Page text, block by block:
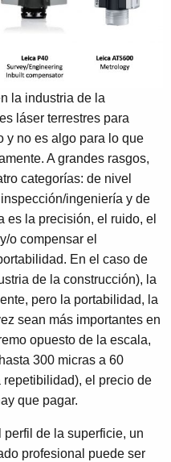
la industria de la
láser terrestres para
y no es algo para lo que
A grandes rasgos,
categorías: de nivel
ingeniería y de
es la precisión, el ruido, el
o compensar el
En el caso de
de la construcción), la
pero la portabilidad, la
sean más importantes en
opuesto de la escala,
300 micras a 60
repetibilidad), el precio de
que pagar.
de la superficie, un
profesional puede ser